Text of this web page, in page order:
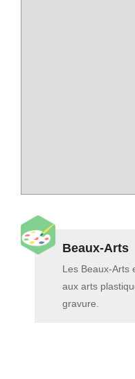
Beaux-Arts
Les Beaux-Arts
aux arts
gravure.